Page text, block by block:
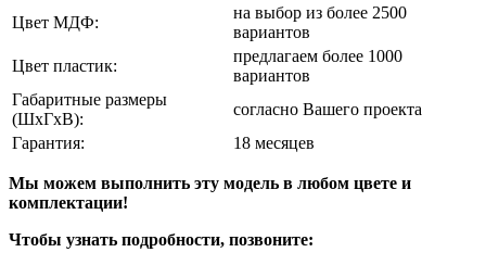
Цвет МДФ:
на выбор из более 2500
вариантов
Цвет пластик:
предлагаем более 1000
вариантов
Габаритные размеры
(ШхГхВ):
согласно Вашего проекта
Гарантия:
18 месяцев
Мы можем выполнить эту модель в любом цвете и
комплектации!
Чтобы узнать подробности, позвоните: